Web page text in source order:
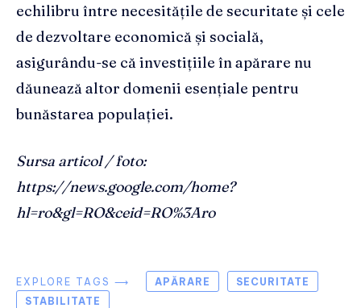
echilibru între necesitățile de securitate și cele
de dezvoltare economică și socială,
asigurându-se că investițiile în apărare nu
dăunează altor domenii esențiale pentru
bunăstarea populației.
Sursa articol / foto:
https://news.google.com/home?
hl=ro&gl=RO&ceid=RO%3Aro
EXPLORE TAGS ⟶ APĂRARE
SECURITATE
STABILITATE